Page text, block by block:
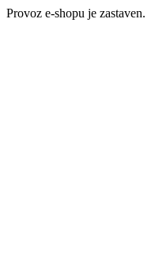
Provoz e-shopu je zastaven.